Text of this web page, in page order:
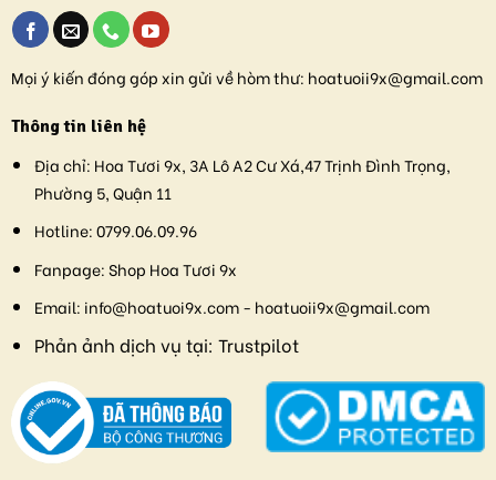
Mọi ý kiến đóng góp xin gửi về hòm thư: hoatuoii9x@gmail.com
Thông tin liên hệ
Địa chỉ: Hoa Tươi 9x, 3A Lô A2 Cư Xá,47 Trịnh Đình Trọng,
Phường 5, Quận 11
Hotline:0799.06.09.96
Fanpage:Shop Hoa Tươi 9x
Email: info@hoatuoi9x.com - hoatuoii9x@gmail.com
Phản ảnh dịch vụ tại: Trustpilot